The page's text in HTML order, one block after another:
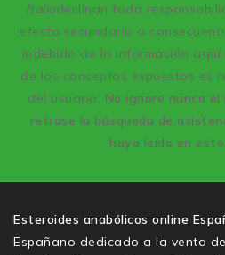
Italiadeclinan toda
efecto secundario o
indebido de la información
de los conceptos expuestos es
del usuario. No ignore nunca el
retrase la búsqueda de
haya leído en
Esteroides anabólicos online
Españano dedicado a la venta